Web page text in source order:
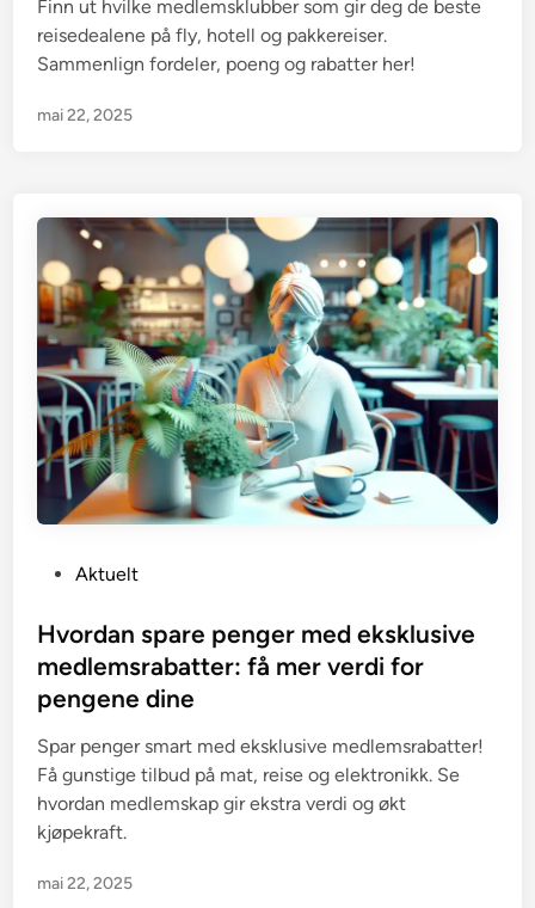
i
n
Finn ut hvilke medlemsklubber som gir deg de beste
reisedealene på fly, hotell og pakkereiser.
Sammenlign fordeler, poeng og rabatter her!
mai 22, 2025
s
t
d
i
n
Aktuelt
Hvordan spare penger med eksklusive
medlemsrabatter: få mer verdi for
pengene dine
Spar penger smart med eksklusive medlemsrabatter!
Få gunstige tilbud på mat, reise og elektronikk. Se
hvordan medlemskap gir ekstra verdi og økt
kjøpekraft.
mai 22, 2025